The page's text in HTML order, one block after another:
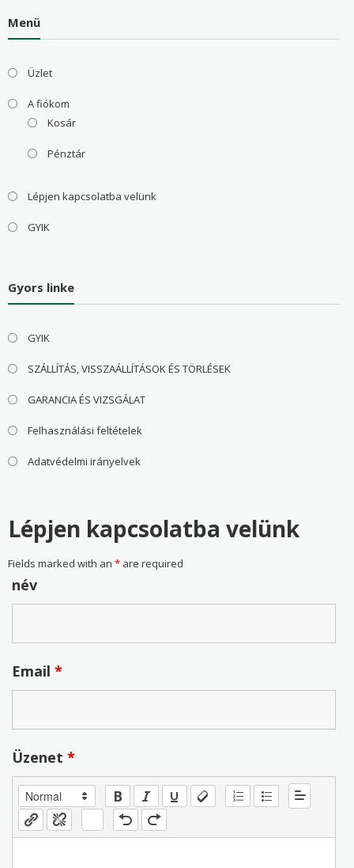
Menü
Üzlet
A fiókom
Kosár
Pénztár
Lépjen kapcsolatba velünk
GYIK
Gyors linke
GYIK
SZÁLLÍTÁS, VISSZAÁLLÍTÁSOK ÉS TÖRLÉSEK
GARANCIA ÉS VIZSGÁLAT
Felhasználási feltételek
Adatvédelmi irányelvek
Lépjen kapcsolatba velünk
Fields marked with an *are required
név
Email *
Üzenet *